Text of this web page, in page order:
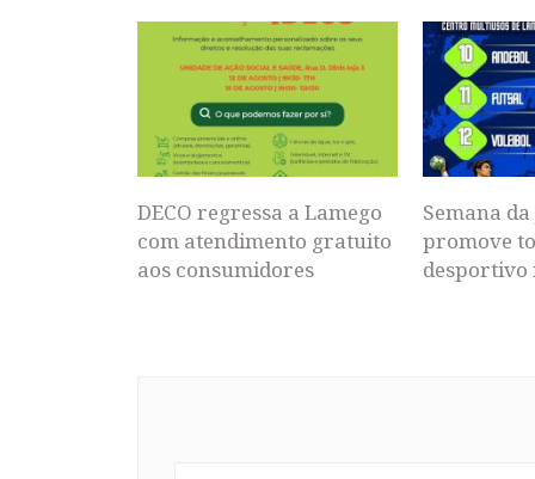
DECO regressa a Lamego
com atendimento gratuito
aos consumidores
Semana
promove